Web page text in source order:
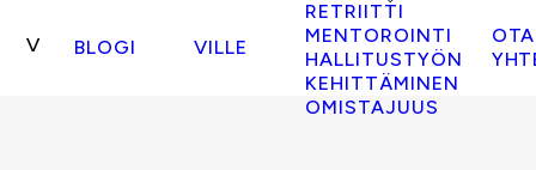
BLOGI VILLE
RETRIITTI
MENTOROINTI
HALLITUSTYÖN
KEHITTÄMINEN
OMISTAJUUS
OTA